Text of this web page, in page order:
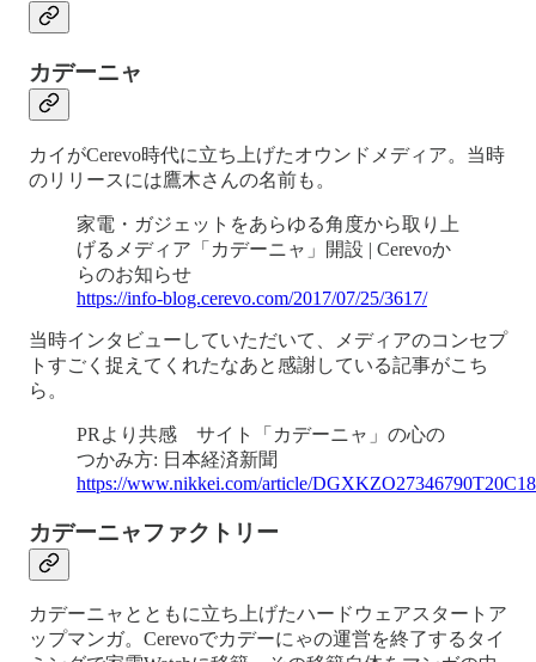
カデーニャ
カイがCerevo時代に立ち上げたオウンドメディア。当時
のリリースには鷹木さんの名前も。
家電・ガジェットをあらゆる角度から取り上
げるメディア「カデーニャ」開設 | Cerevoか
らのお知らせ
https://info-blog.cerevo.com/2017/07/25/3617/
当時インタビューしていただいて、メディアのコンセプ
トすごく捉えてくれたなあと感謝している記事がこち
ら。
PRより共感 サイト「カデーニャ」の心の
つかみ方: 日本経済新聞
https://www.nikkei.com/article/
カデーニャファクトリー
カデーニャとともに立ち上げたハードウェアスタートア
ップマンガ。Cerevoでカデーにゃの運営を終了するタイ